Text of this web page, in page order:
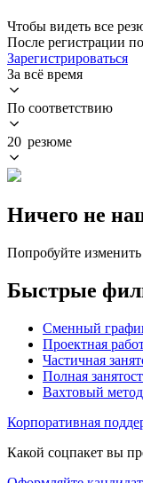
Чтобы видеть все
После регистрации
Зарегистрироваться
За всё время
По соответствию
20 резюме
Ничего не
Попробуйте
Быстрые
Сменный
Проектная
Частичная
Полная
Вахтовый метод
Корпоративная
Какой соцпакет вы